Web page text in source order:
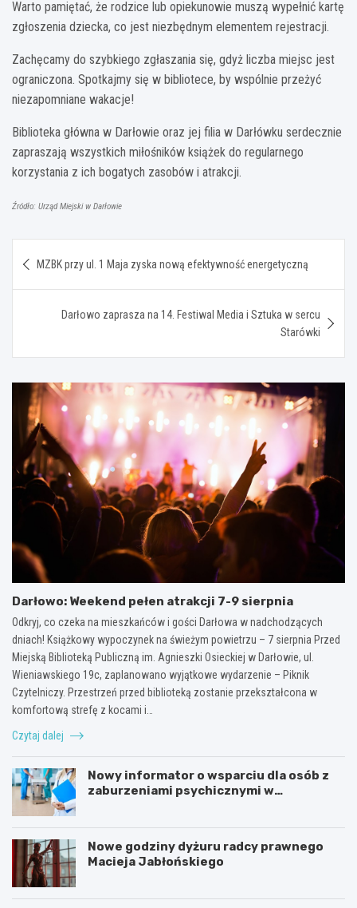
Warto pamiętać, że rodzice lub opiekunowie muszą wypełnić kartę
zgłoszenia dziecka, co jest niezbędnym elementem rejestracji.
Zachęcamy do szybkiego zgłaszania się, gdyż liczba miejsc jest
ograniczona. Spotkajmy się w bibliotece, by wspólnie przeżyć
niezapomniane wakacje!
Biblioteka główna w Darłowie oraz jej filia w Darłówku serdecznie
zapraszają wszystkich miłośników książek do regularnego
korzystania z ich bogatych zasobów i atrakcji.
Źródło: Urząd Miejski w Darłowie
wpisu
MZBK przy ul. 1 Maja zyska nową efektywność energetyczną
Darłowo zaprasza na 14. Festiwal Media i Sztuka w sercu
Starówki
Darłowo: Weekend pełen atrakcji 7-9 sierpnia
Odkryj, co czeka na mieszkańców i gości Darłowa w nadchodzących
dniach! Książkowy wypoczynek na świeżym powietrzu – 7 sierpnia Przed
Miejską Biblioteką Publiczną im. Agnieszki Osieckiej w Darłowie, ul.
Wieniawskiego 19c, zaplanowano wyjątkowe wydarzenie – Piknik
Czytelniczy. Przestrzeń przed biblioteką zostanie przekształcona w
komfortową strefę z kocami i…
Czytaj dalej
Nowy informator o wsparciu dla osób z
zaburzeniami psychicznymi w
Nowe godziny dyżuru radcy prawnego
Macieja Jabłońskiego